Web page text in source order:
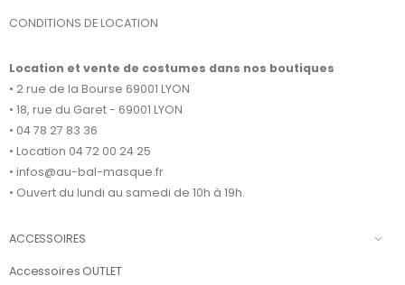
CONDITIONS DE LOCATION
Location et vente de costumes dans nos boutiques
• 2 rue de la Bourse 69001 LYON
• 18, rue du Garet - 69001 LYON
• 04 78 27 83 36
• Location 04 72 00 24 25
• infos@au-bal-masque.fr
• Ouvert du lundi au samedi de 10h à 19h.
ACCESSOIRES
Accessoires OUTLET